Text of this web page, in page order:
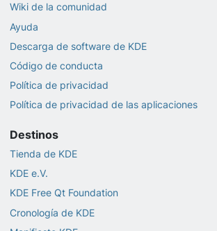
Wiki de la comunidad
Ayuda
Descarga de software de KDE
Código de conducta
Política de privacidad
Política de privacidad de las aplicaciones
Destinos
Tienda de KDE
KDE e.V.
KDE Free Qt Foundation
Cronología de KDE